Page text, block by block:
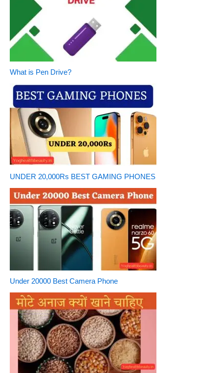
What is Pen Drive?
UNDER 20,000Rs BEST GAMING PHONES
Under 20000 Best Camera Phone